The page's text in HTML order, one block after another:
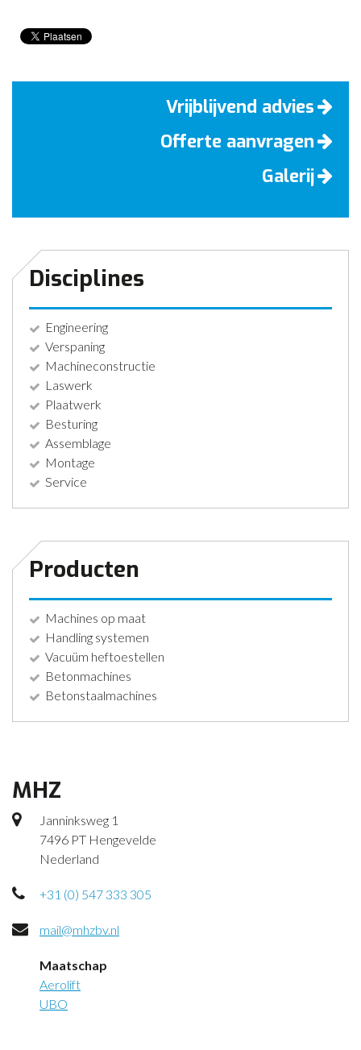
Vrijblijvend advies
Offerte aanvragen
Galerij
Disciplines
Engineering
Verspaning
Machineconstructie
Laswerk
Plaatwerk
Besturing
Assemblage
Montage
Service
Producten
Machines op maat
Handling systemen
Vacuüm heftoestellen
Betonmachines
Betonstaalmachines
MHZ
Janninksweg 1
7496 PT Hengevelde
Nederland
+31 (0) 547 333 305
mail@mhzbv.nl
Maatschap
Aerolift
UBO